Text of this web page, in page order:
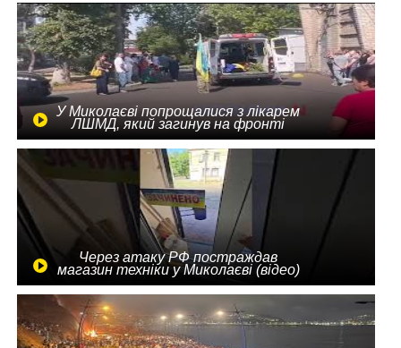
У Миколаєві попрощалися з лікарем
ЛШМД, який загинув на фронті
Через атаку РФ постраждав
магазин техніки у Миколаєві (відео)